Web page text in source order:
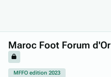
Maroc Foot Forum d'Or
MFFO edition 2023